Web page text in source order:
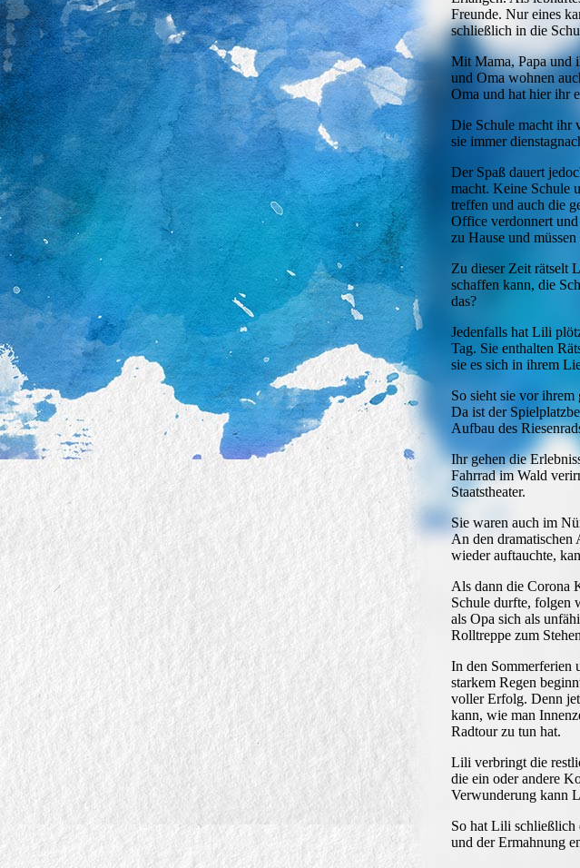
Freunde. Nur eines
schließlich in die
Mit Mama, Papa und
und Oma wohnen
Oma und hat hier ihr
Die Schule macht ihr
sie immer
Der Spaß dauert
macht. Keine Schule
treffen und auch die
Office verdonnert
zu Hause und
Zu dieser Zeit rätselt
schaffen kann, die
das?
Jedenfalls hat Lili
Tag. Sie enthalten
sie es sich in ihrem
So sieht sie vor
Da ist der
Aufbau des
Ihr gehen die
Fahrrad im Wald
Staatstheater.
Sie waren auch im
An den dramatischen
wieder auftauchte,
Als dann die Corona
Schule durfte, folgen
als Opa sich als
Rolltreppe zum
In den Sommerferien
starkem Regen
voller Erfolg. Denn
kann, wie man
Radtour zu tun hat.
Lili verbringt die
die ein oder andere
Verwunderung kann
So hat Lili schließlich
und der Ermahnung